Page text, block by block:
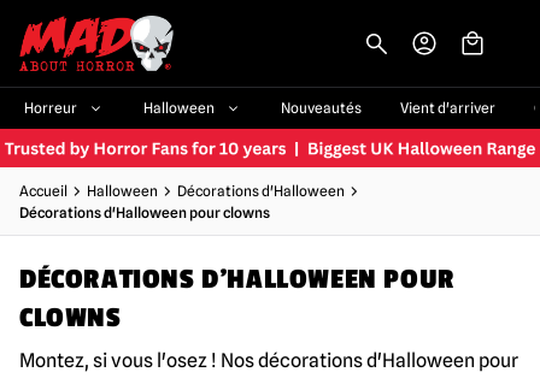
Horreur Halloween Nouveautés Vient d'arriver
Accueil Halloween
Décorations d'Halloween
Décorations d'Halloween pour clowns
DÉCORATIONS D'HALLOWEEN POUR
CLOWNS
Montez, si vous l'osez ! Nos décorations d'Halloween pour